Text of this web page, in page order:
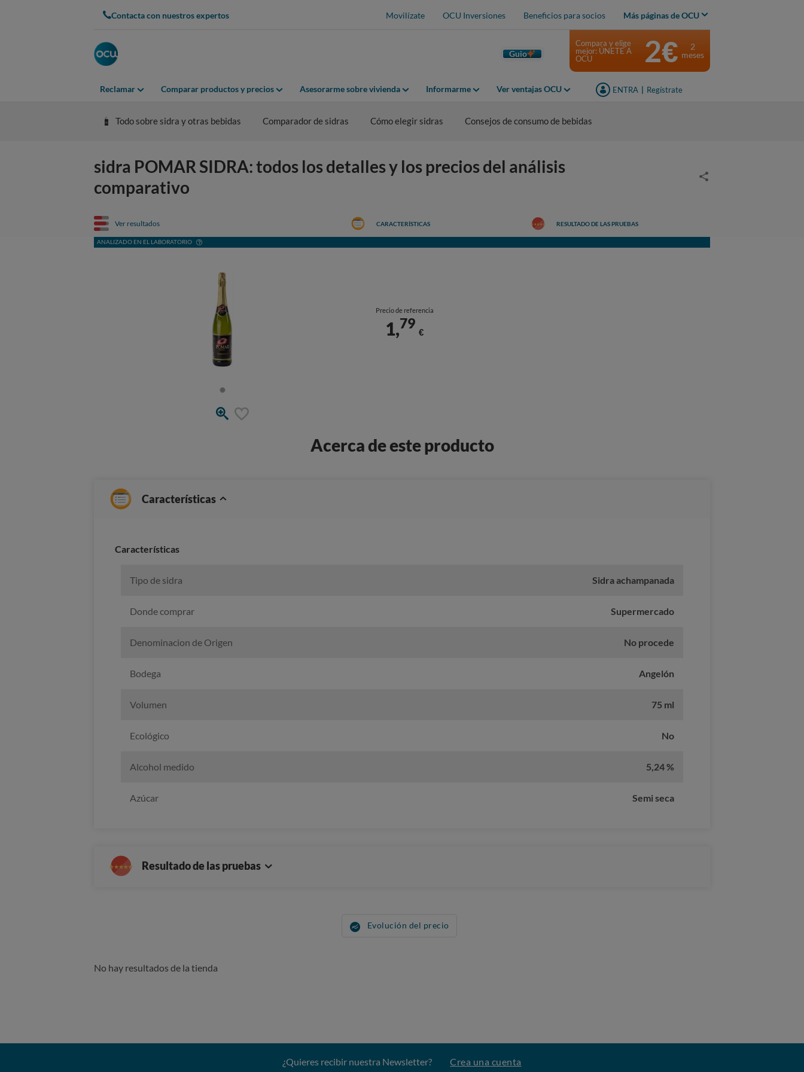
Contacta con nuestros expertos Movilízate OCU Inversiones Beneficios para socios Más páginas de OCU
Guio
Reclamar Comparar productos y precios Asesorarme sobre vivienda Informarme Ver ventajas OCU ENTRA Regístrate
Compara y elige
mejor: ÚNETE A
OCU
2€
2
meses
Todo sobre sidra y otras bebidas Comparador de sidras Cómo elegir sidras Consejos de consumo de bebidas
sidra POMAR SIDRA: todos los detalles y los precios del análisis
comparativo
Ver resultados
ANALIZADO EN EL LABORATORIO
CARACTERÍSTICAS RESULTADO DE LAS PRUEBAS
Precio de referencia
1,79
€
Acerca de este producto
Características
Caracterí­sticas
Tipo de sidra Sidra achampanada
Donde comprar Supermercado
Denominacion de Origen No procede
Bodega Angelón
Volumen 75 ml
Ecológico No
Alcohol medido 5,24 %
Azúcar Semi seca
Resultado de las pruebas
Evolución del precio
No hay resultados de la tienda
¿Quieres recibir nuestra Newsletter? Crea una cuenta